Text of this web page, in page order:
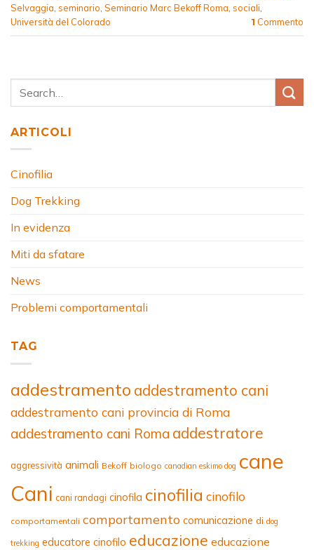
Selvaggia seminario Seminario Marc Bekoff Roma sociali
Università del Colorado
1 Commento
ARTICOLI
Cinofilia
Dog Trekking
In evidenza
Miti da sfatare
News
Problemi comportamentali
TAG
addestramento addestramento cani
addestramento cani provincia di Roma
addestramento cani Roma addestratore
aggressività animali Bekoff biologo canadian eskimo dog cane
Cani cani randagi cinofila cinofilia cinofilo
comportamentali comportamento comunicazione di dog
trekking educatore cinofilo educazione educazione